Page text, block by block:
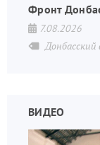
Фронт
7.08.2026
ВИДЕО